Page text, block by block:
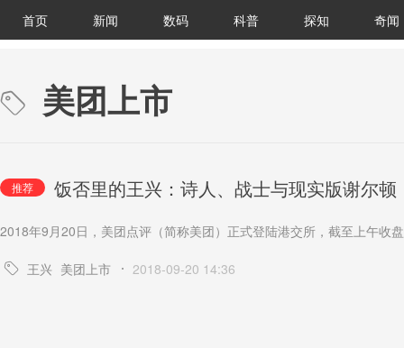
首页 新闻 数码 科普 探知 奇闻
美团上市
推荐 饭否里的王兴：诗人、战士与现实版谢尔顿
2018年9月20日，美团点评（简称美团）正式登陆港交所，截至上午收
王兴 美团上市 2018-09-20 14:36